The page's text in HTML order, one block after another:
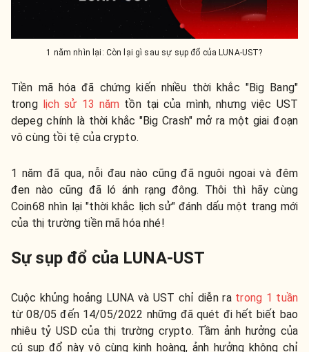
1 năm nhìn lại: Còn lại gì sau sự sụp đổ của LUNA-UST?
Tiền mã hóa đã chứng kiến nhiều thời khắc "Big Bang"
trong lịch sử 13 năm tồn tại của mình, nhưng việc UST
depeg chính là thời khắc "Big Crash" mở ra một giai đoạn
vô cùng tồi tệ của crypto.
1 năm đã qua, nỗi đau nào cũng đã nguôi ngoai và đêm
đen nào cũng đã ló ánh rạng đông. Thôi thì hãy cùng
Coin68 nhìn lại "thời khắc lịch sử" đánh dấu một trang mới
của thị trường tiền mã hóa nhé!
Sự sụp đổ của LUNA-UST
Cuộc khủng hoảng LUNA và UST chỉ diễn ra trong 1 tuần
từ 08/05 đến 14/05/2022 những đã quét đi hết biết bao
nhiêu tỷ USD của thị trường crypto. Tầm ảnh hưởng của
cú sụp đổ này vô cùng kinh hoàng, ảnh hưởng không chỉ